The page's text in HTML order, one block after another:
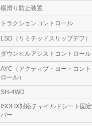
横滑り防止装置
トラクションコントロール
LSD（リミテッドスリップデフ）
ダウンヒルアシストコントロール
AYC（アクティブ・ヨー・コント
ロール）
SH-4WD
ISOFIX対応チャイルドシート固定
バー